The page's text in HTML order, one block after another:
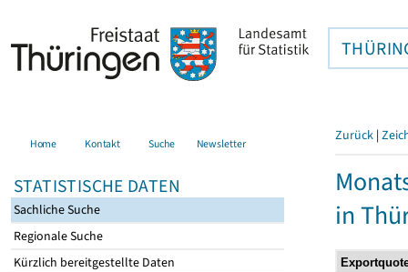
Home Kontakt Suche Newsletter
STATISTISCHE DATEN
Sachliche Suche
Regionale Suche
Kürzlich bereitgestellte Daten
Zurück |
in